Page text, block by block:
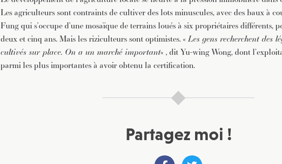
Les agriculteurs sont contraints de cultiver des lots minuscules, avec des baux à
Fung qui s’occupe d’une mosaïque de terrains loués à six propriétaires différents,
deux et cinq ans. Mais les riziculteurs sont optimistes. «Les gens recherchent des
cultivés sur place. On a un marché important« , dit Yu-wing Wong, dont
parmi les plus importantes à avoir obtenu la certification.
Partagez moi !